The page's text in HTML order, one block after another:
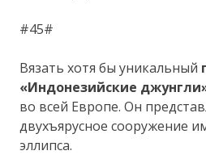
#45#
Вязать хотя бы уникальный
«Индонезийские
во всей Европе. Он
двухъярусное сооружение
эллипса.